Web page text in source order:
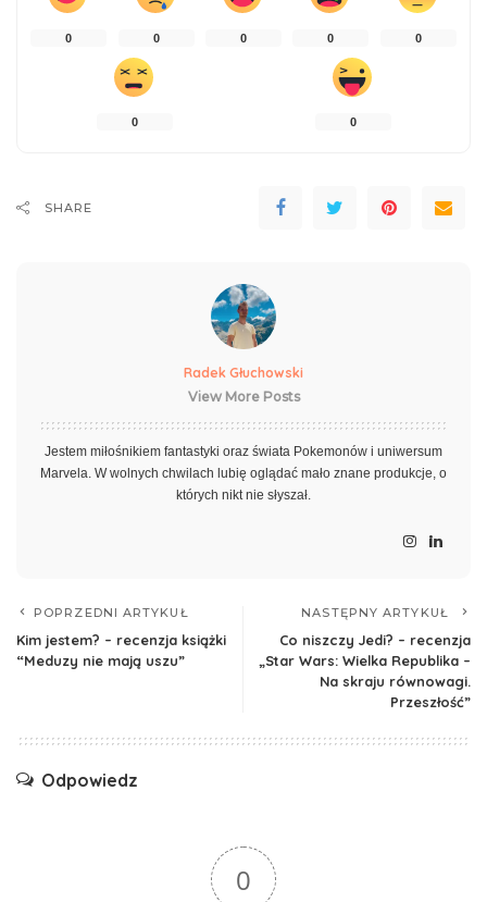
0 0 0 0 0
0 0
SHARE
Radek Głuchowski
View More Posts
Jestem miłośnikiem fantastyki oraz świata Pokemonów i uniwersum
Marvela. W wolnych chwilach lubię oglądać mało znane produkcje, o
których nikt nie słyszał.
POPRZEDNI ARTYKUŁ
Kim jestem? – recenzja książki
“Meduzy nie mają uszu”
NASTĘPNY ARTYKUŁ
Co niszczy Jedi? – recenzja
„Star Wars: Wielka Republika –
Na skraju równowagi.
Przeszłość”
Odpowiedz
0